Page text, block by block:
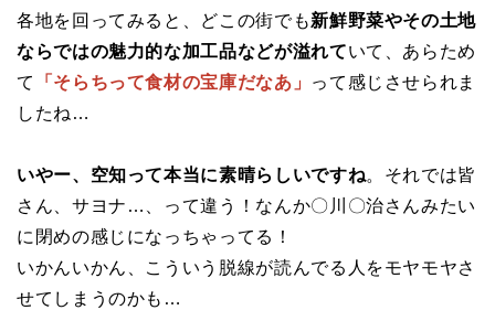
各地を回ってみると、どこの街でも新鮮野菜やその土地
ならではの魅力的な加工品などが溢れていて、あらため
て
「そらちって食材の宝庫だなあ」 って感じさせられま
したね…
いやー、空知って本当に素晴らしいですね。それでは皆
さん、サヨナ…、って違う！なんか〇川〇治さんみたい
に閉めの感じになっちゃってる！
いかんいかん、こういう脱線が読んでる人をモヤモヤさ
せてしまうのかも…